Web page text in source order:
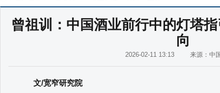
曾祖训：中国酒业前行中的灯塔
向
2026-02-11 13:13 来源：中
文/宽窄研究院